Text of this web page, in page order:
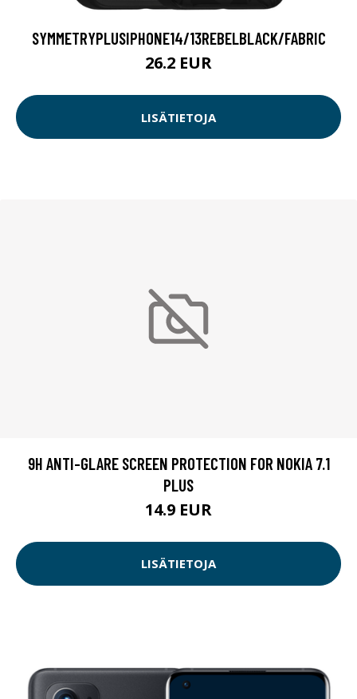
SYMMETRYPLUSIPHONE14/13REBELBLACK/FABRIC
26.2 EUR
LISÄTIETOJA
9H ANTI-GLARE SCREEN PROTECTION FOR NOKIA 7.1
PLUS
14.9 EUR
LISÄTIETOJA